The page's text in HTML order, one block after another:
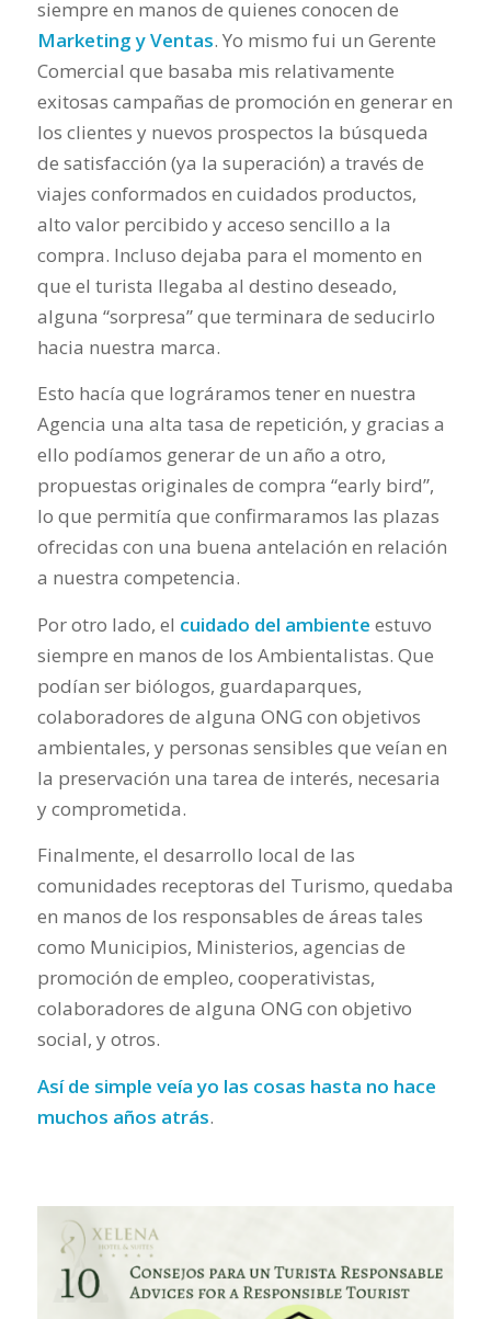
siempre en manos de quienes conocen de
Marketing y Ventas. Yo mismo fui un Gerente
Comercial que basaba mis relativamente
exitosas campañas de promoción en generar en
los clientes y nuevos prospectos la búsqueda
de satisfacción (ya la superación) a través de
viajes conformados en cuidados productos,
alto valor percibido y acceso sencillo a la
compra. Incluso dejaba para el momento en
que el turista llegaba al destino deseado,
alguna “sorpresa” que terminara de seducirlo
hacia nuestra marca.
Esto hacía que lográramos tener en nuestra
Agencia una alta tasa de repetición, y gracias a
ello podíamos generar de un año a otro,
propuestas originales de compra “early bird”,
lo que permitía que confirmaramos las plazas
ofrecidas con una buena antelación en relación
a nuestra competencia.
Por otro lado, el cuidado del ambiente estuvo
siempre en manos de los Ambientalistas. Que
podían ser biólogos, guardaparques,
colaboradores de alguna ONG con objetivos
ambientales, y personas sensibles que veían en
la preservación una tarea de interés, necesaria
y comprometida.
Finalmente, el desarrollo local de las
comunidades receptoras del Turismo, quedaba
en manos de los responsables de áreas tales
como Municipios, Ministerios, agencias de
promoción de empleo, cooperativistas,
colaboradores de alguna ONG con objetivo
social, y otros.
Así de simple veía yo las cosas hasta no hace
muchos años atrás.